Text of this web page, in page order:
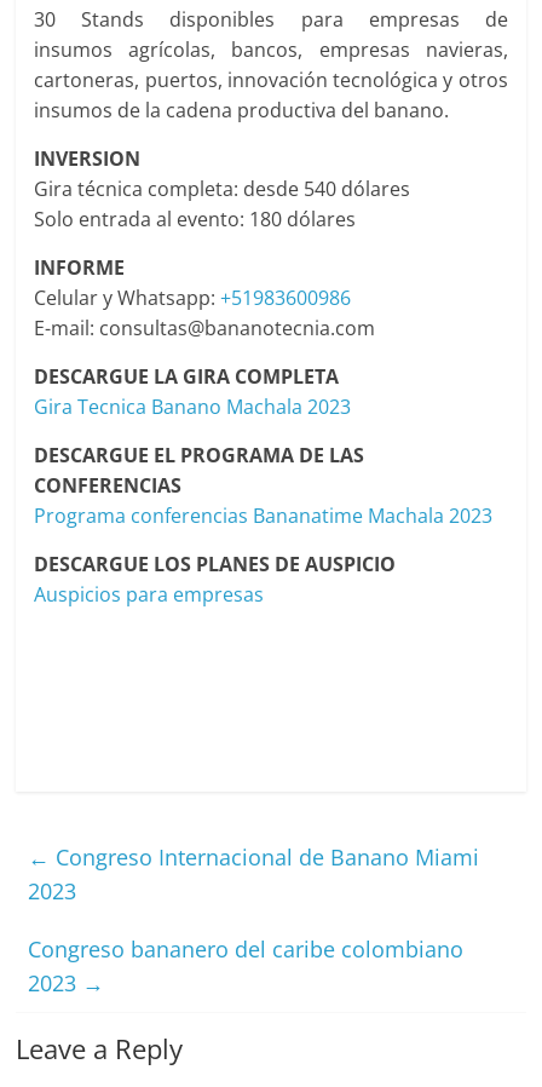
30 Stands disponibles para empresas de
insumos agrícolas, bancos, empresas navieras,
cartoneras, puertos, innovación tecnológica y otros
insumos de la cadena productiva del banano.
INVERSION
Gira técnica completa: desde 540 dólares
Solo entrada al evento: 180 dólares
INFORME
Celular y Whatsapp:+51983600986
E-mail: consultas@bananotecnia.com
DESCARGUE LA GIRA COMPLETA
Gira Tecnica Banano Machala 2023
DESCARGUE EL PROGRAMA DE LAS
CONFERENCIAS
Programa conferencias Bananatime Machala 2023
DESCARGUE LOS PLANES DE AUSPICIO
Auspicios para empresas
← Congreso Internacional de Banano Miami
2023
Congreso bananero del caribe colombiano
2023 →
Leave a Reply